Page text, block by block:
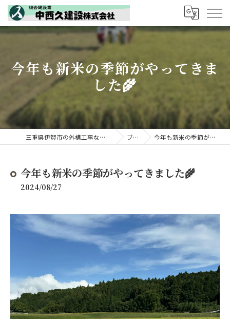
今年も新米の季節がやってきま
した🌾
三重県伊賀市の外構工事なら中西久建設株式会社 ブログ 今年も新米の季節がやってきました🌾
今年も新米の季節がやってきました🌾
2024/08/27